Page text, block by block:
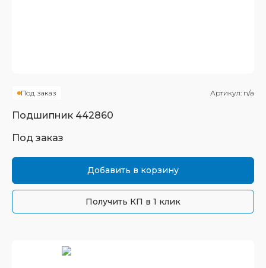
Под заказ Артикул: n/a
Подшипник 442860
Под заказ
Добавить в корзину
Получить КП в 1 клик